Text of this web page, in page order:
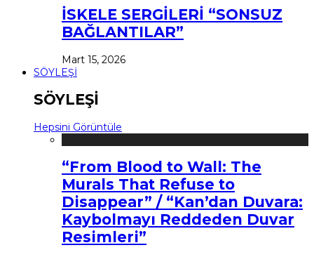
İSKELE SERGİLERİ “SONSUZ
BAĞLANTILAR”
Mart 15, 2026
SÖYLEŞİ
SÖYLEŞİ
Hepsini Görüntüle
“From Blood to Wall: The
Murals That Refuse to
Disappear” / “Kan’dan Duvara:
Kaybolmayı Reddeden Duvar
Resimleri”